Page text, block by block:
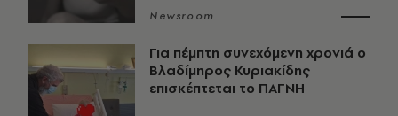
Newsroom
Για πέμπτη συνεχόμενη χρονιά ο
Βλαδίμηρος Κυριακίδης
επισκέπτεται το ΠΑΓΝΗ